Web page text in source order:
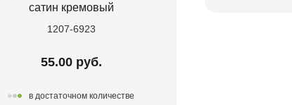
сатин кремовый
1207-6923
55.00 руб.
в достаточном количестве